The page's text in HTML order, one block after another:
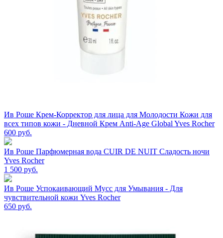
Ив Роше Крем-Корректор для лица для Молодости Кожи для
всех типов кожи - Дневной Крем Anti-Age Global Yves Rocher
600 руб.
Ив Роше Парфюмерная вода CUIR DE NUIT Сладость ночи
Yves Rocher
1 500 руб.
Ив Роше Успокаивающий Мусс для Умывания - Для
чувствительной кожи Yves Rocher
650 руб.